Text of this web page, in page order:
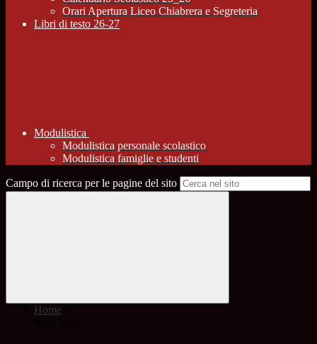
Orari Apertura Liceo Chiabrera e Segreteria
Libri di testo 26-27
Modulistica
Modulistica personale scolastico
Modulistica famiglie e studenti
Campo di ricerca per le pagine del sito
Home